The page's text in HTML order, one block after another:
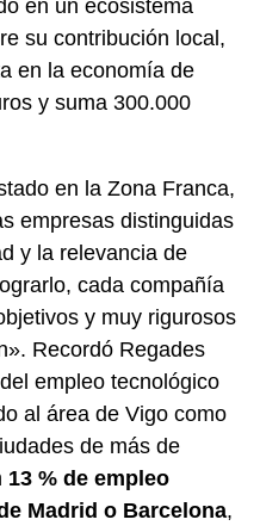
en un ecosistema
su contribución local,
en la economía de
y suma 300.000
en la Zona Franca,
empresas distinguidas
y la relevancia de
cada compañía
y muy rigurosos
Recordó Regades
empleo tecnológico
al área de Vigo como
de más de
13 % de empleo
Madrid o Barcelona,